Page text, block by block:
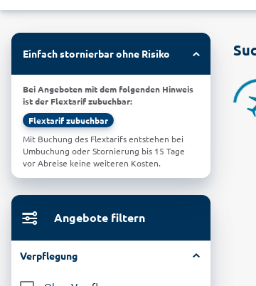
Einfach stornierbar ohne Risiko
Bei Angeboten mit dem folgenden Hinweis
ist der Flextarif zubuchbar:
Flextarif zubuchbar
Mit Buchung des Flextarifs entstehen bei
Umbuchung oder Stornierung bis 15 Tage
vor Abreise keine weiteren Kosten.
Angebote filtern
Verpflegung